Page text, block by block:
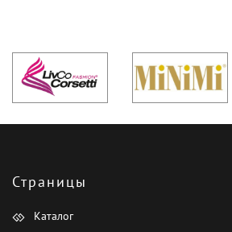
Страницы
Каталог